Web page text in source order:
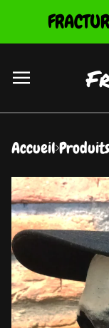
Accueil Produits